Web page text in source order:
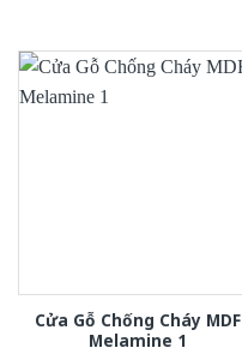
Cửa Gỗ Chống Cháy MDF
Melamine 1